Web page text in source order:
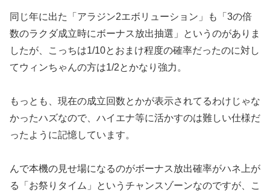
同じ年に出た「アラジン2エボリューション」も「3の倍
数のラク ダ成立時にボーナス放出抽選」というのがありま
したが、
こっちは1/10とおまけ程度の確率だったのに対し
てウィンちゃ んの方は1/2とかなり強力。
もっとも、現在の成立回数とかが表示されてるわけじゃな
かったハズなので、ハイエナ等に活かすのは難しい仕様だ
ったように記憶しています。
んで本機の見せ場になるのがボーナス放出確率がハネ上が
る「お祭 りタイム」というチャンスゾーンなのですが、こ